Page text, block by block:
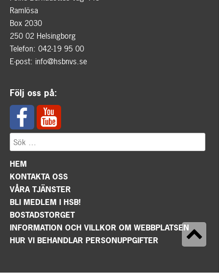
Ramlösa
Box 2030
250 02 Helsingborg
Telefon: 042-19 95 00
E-post: info@hsbnvs.se
Följ oss på:
HEM
KONTAKTA OSS
VÅRA TJÄNSTER
BLI MEDLEM I HSB!
BOSTADSTORGET
INFORMATION OCH VILLKOR OM WEBBPLATSEN
HUR VI BEHANDLAR PERSONUPPGIFTER